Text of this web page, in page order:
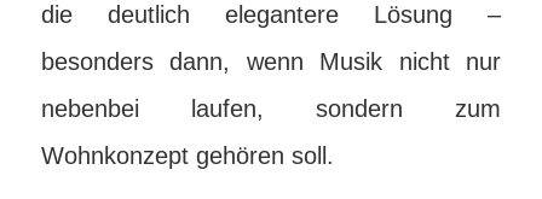
die deutlich elegantere Lösung –
besonders dann, wenn Musik nicht nur
nebenbei laufen, sondern zum
Wohnkonzept gehören soll.